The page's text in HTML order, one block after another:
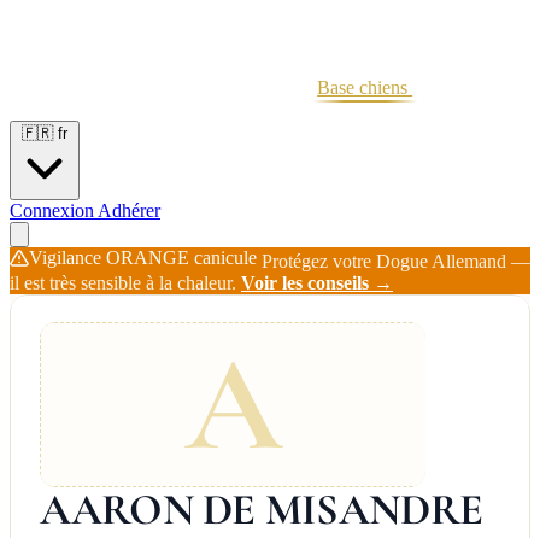
Base chiens
🇫🇷 fr
Connexion Adhérer
Vigilance ORANGE canicule Protégez votre Dogue Allemand —
il est très sensible à la chaleur. Voir les conseils →
A
AARON DE MISANDRE